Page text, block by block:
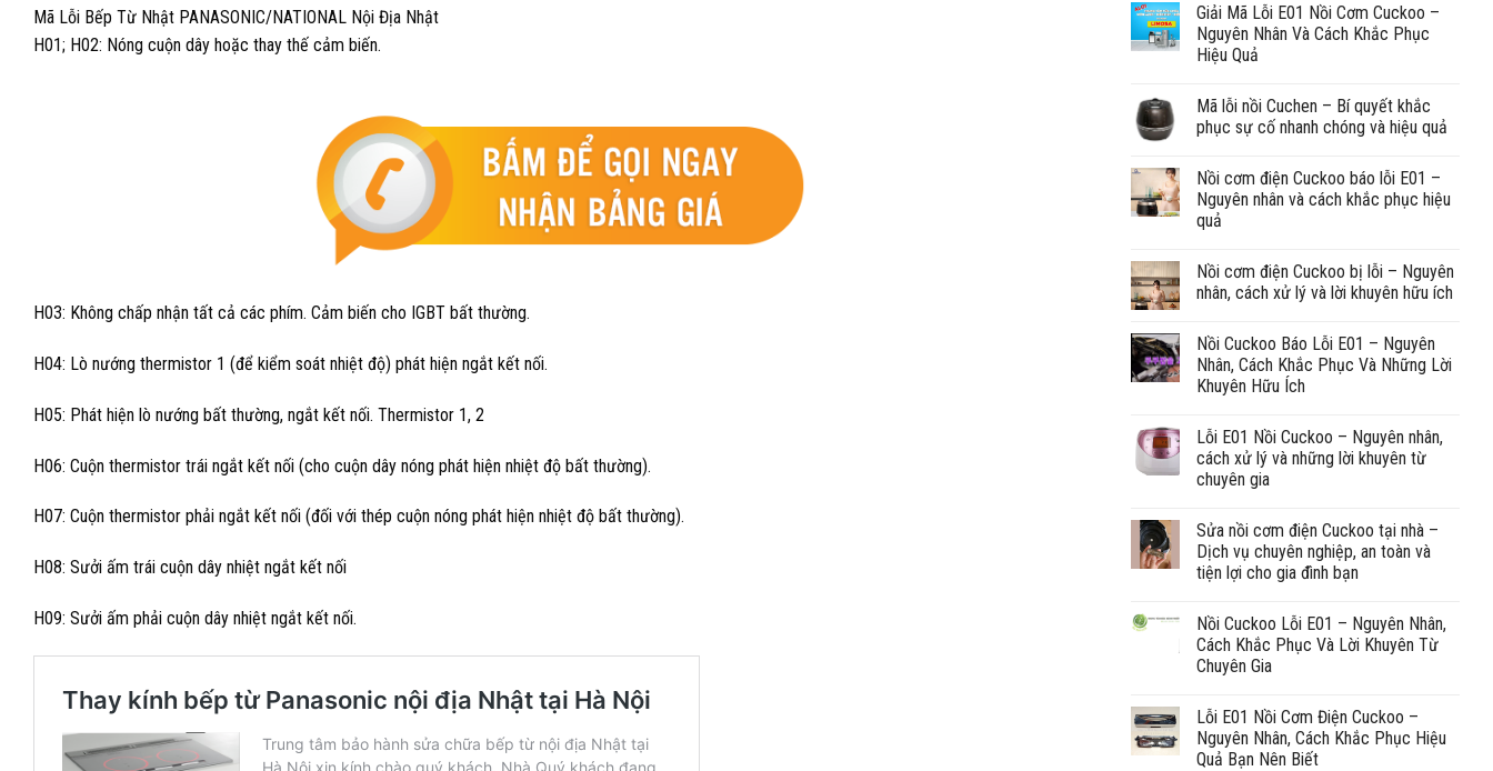
Mã Lỗi Bếp Từ Nhật PANASONIC/NATIONAL Nội Địa Nhật
H01; H02: Nóng cuộn dây hoặc thay thế cảm biến.
H03: Không chấp nhận tất cả các phím. Cảm biến cho IGBT bất thường.
H04: Lò nướng thermistor 1 (để kiểm soát nhiệt độ) phát hiện ngắt kết nối.
H05: Phát hiện lò nướng bất thường, ngắt kết nối. Thermistor 1, 2
H06: Cuộn thermistor trái ngắt kết nối (cho cuộn dây nóng phát hiện nhiệt độ bất thường).
H07: Cuộn thermistor phải ngắt kết nối (đối với thép cuộn nóng phát hiện nhiệt độ bất thường).
H08: Sưởi ấm trái cuộn dây nhiệt ngắt kết nối
H09: Sưởi ấm phải cuộn dây nhiệt ngắt kết nối.
Giải Mã Lỗi E01 Nồi Cơm Cuckoo –
Nguyên Nhân Và Cách Khắc Phục
Hiệu Quả
Mã lỗi nồi Cuchen – Bí quyết khắc
phục sự cố nhanh chóng và hiệu quả
Nồi cơm điện Cuckoo báo lỗi E01 –
Nguyên nhân và cách khắc phục hiệu
quả
Nồi cơm điện Cuckoo bị lỗi – Nguyên
nhân, cách xử lý và lời khuyên hữu ích
Nồi Cuckoo Báo Lỗi E01 – Nguyên
Nhân, Cách Khắc Phục Và Những Lời
Khuyên Hữu Ích
Lỗi E01 Nồi Cuckoo – Nguyên nhân,
cách xử lý và những lời khuyên từ
chuyên gia
Sửa nồi cơm điện Cuckoo tại nhà –
Dịch vụ chuyên nghiệp, an toàn và
tiện lợi cho gia đình bạn
Nồi Cuckoo Lỗi E01 – Nguyên Nhân,
Cách Khắc Phục Và Lời Khuyên Từ
Chuyên Gia
Lỗi E01 Nồi Cơm Điện Cuckoo –
Nguyên Nhân, Cách Khắc Phục Hiệu
Quả Bạn Nên Biết